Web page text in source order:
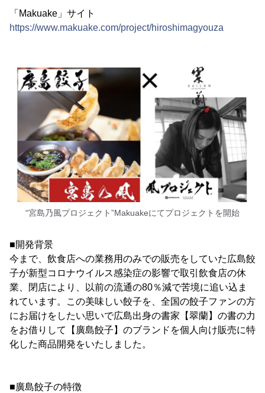
「Makuake」サイト
https://www.makuake.com/project/hiroshimagyouza
“宮島乃風プロジェクト”Makuakeにてプロジェクトを開始
■開発背景
今まで、飲食店への業務用のみでの販売をしていた広島餃
子が新型コロナウイルス感染症の影響で取引飲食店の休
業、閉店により、以前の流通の80％減で苦境に追い込ま
れています。この美味しい餃子を、全国の餃子ファンの方
にお届けをしたい思いで広島出身の書家【翠蘭】の書の力
をお借りして【廣島餃子】のブランドを個人向け販売に特
化した商品開発をいたしました。
■廣島餃子の特徴